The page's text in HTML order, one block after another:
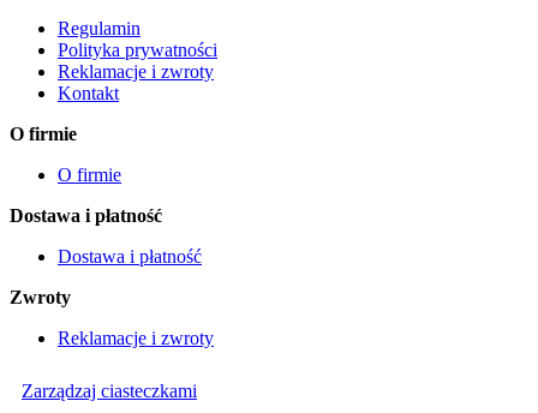
Regulamin
Polityka prywatności
Reklamacje i zwroty
Kontakt
O firmie
O firmie
Dostawa i płatność
Dostawa i płatność
Zwroty
Reklamacje i zwroty
Zarządzaj ciasteczkami